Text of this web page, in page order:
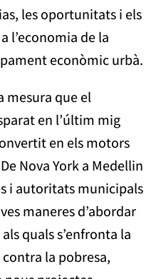
les oportunitats i els
l’economia de la
econòmic urbà.
mesura que el
en l’últim mig
en els motors
Nova York a Medellin
i autoritats municipals
maneres d’abordar
quals s’enfronta la
la pobresa,